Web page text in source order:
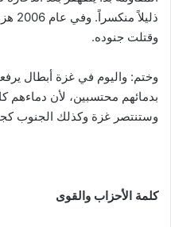
وقتلت جنوده.
وختم: واليوم في غزة أبطال
بدمائهم محتسبين، لأن
وستنتصر غزة وكذلك الجنوب
كلمة الأحزاب والقوى